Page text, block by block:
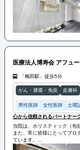
医療法人博寿会 アフュ
「梅田駅」徒歩5分
がん・腫瘍・免疫 皮膚科
男性医師 女性医師 土曜
心から信頼されるパートナー
当院は、ホリスティック（包
また、常に皆様にとってプロ
ています。
パーソナルな医療サービス